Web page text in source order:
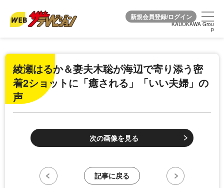
KADOKAWA Grou
p
KADOKAWA Grou
p
綾瀬はるか＆妻夫木聡が海辺で寄り添う密
着2ショットに「癒される」「いい夫婦」の
声
次の画像を見る
記事に戻る